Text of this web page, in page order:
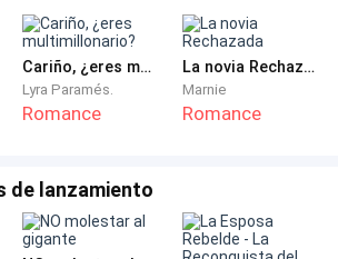
de MILA PAPADAKIS, nota: Al
no le importará el método que
(Por amor, por contrato, por
de leer este punto Nick estaba
el café se le subía desde el
garganta. Tosió nervioso mientras
Cariño, ¿eres multimillonario?
Lyra Paramés.
Romance
La novia Rechazada
Marnie
Romance
de lanzamiento